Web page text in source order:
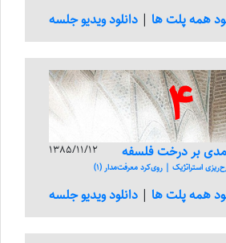
همه پلت ها | دانلود ویدیو جلسه
4
1385/11/12 بر درخت فلسفه
استراتژیک | روی‌کرد معرفت‌مدار (1)
همه پلت ها | دانلود ویدیو جلسه